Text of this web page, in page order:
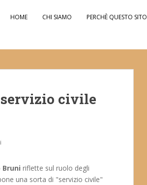
HOME CHI SIAMO PERCHÈ QUESTO SITO
servizio civile
Bruni riflette sul ruolo degli
una sorta di "servizio civile"